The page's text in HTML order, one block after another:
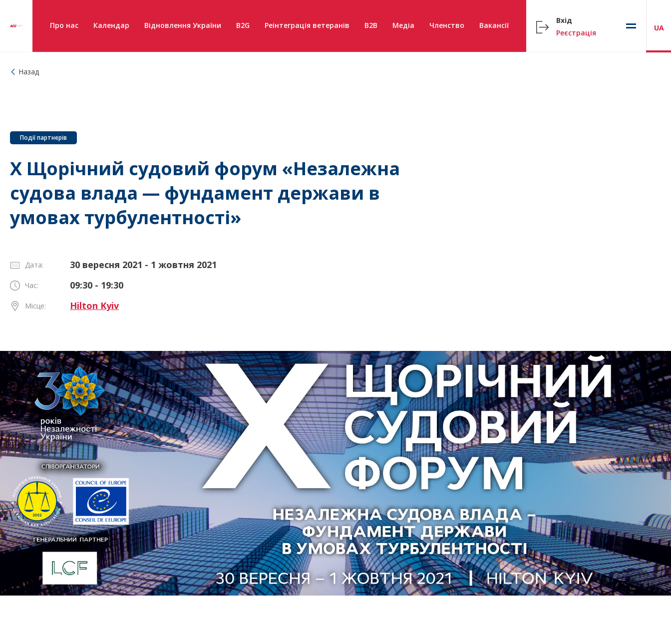
Про нас Календар Відновлення України B2G Реінтеграція ветеранів B2B Медіа Членство Вакансії
Вхід
Реєстрація
UA
Назад
Події партнерів
Х Щорічний судовий форум «Незалежна
судова влада — фундамент держави в
умовах турбулентності»
Дата: 30 вересня 2021 - 1 жовтня 2021
Час: 09:30 - 19:30
Місце: Hilton Kyiv